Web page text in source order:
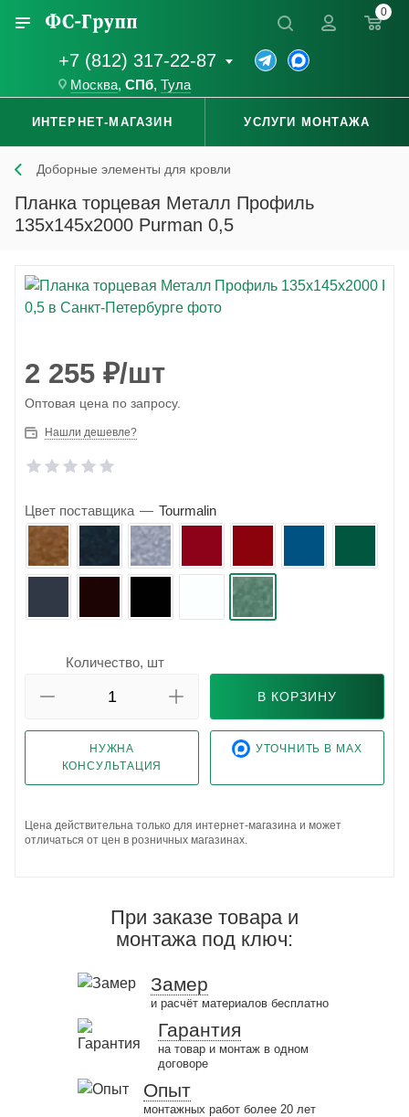
+7 (812) 317-22-87
Москва, СПб, Тула
0
ИНТЕРНЕТ-МАГАЗИН УСЛУГИ МОНТАЖА
Доборные элементы для кровли
Планка торцевая Металл Профиль
135x145x2000 Purman 0,5
2 255 ₽/шт
Оптовая цена по запросу.
Нашли дешевле?
Цвет поставщика — Tourmalin
Количество, шт
В КОРЗИНУ
НУЖНА
КОНСУЛЬТАЦИЯ
УТОЧНИТЬ В MAX
Цена действительна только для интернет-магазина и может
отличаться от цен в розничных магазинах.
При заказе товара и
монтажа под ключ:
Замер
и расчёт материалов бесплатно
Гарантия
на товар и монтаж в одном
договоре
Опыт
монтажных работ более 20 лет